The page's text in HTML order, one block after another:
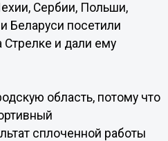
Сербии, Польши,
Беларуси посетили
и дали ему
область, потому что
сплоченной работы